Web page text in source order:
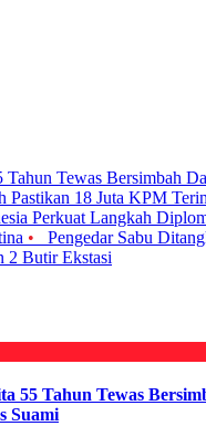
Tahun Tewas Bersimbah
Pastikan 18 Juta KPM
Perkuat Langkah
•
Pengedar Sabu
2 Butir Ekstasi
55 Tahun Tewas
Suami